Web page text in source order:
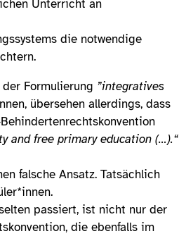
Unterricht an
die notwendige
Formulierung ”integratives
übersehen allerdings, dass
and free primary education (…).“
falsche Ansatz. Tatsächlich
passiert, ist nicht nur der
die ebenfalls im